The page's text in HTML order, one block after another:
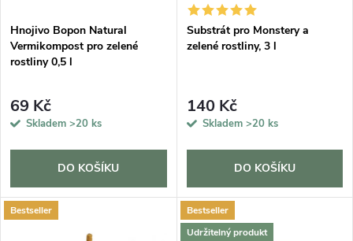
p
o
d
u
s
p
r
o
d
u
Hnojivo Bopon Natural
Vermikompost pro zelené
rostliny 0,5 l
69 Kč
Skladem >20 ks
DO KOŠÍKU
Substrát pro Monstery a
zelené rostliny, 3 l
140 Kč
Skladem >20 ks
DO KOŠÍKU
Bestseller
Bestseller
Udržitelný produkt